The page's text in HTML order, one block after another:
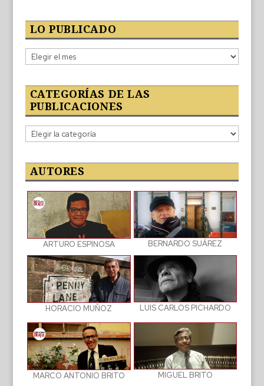
LO PUBLICADO
Lo
publicado
CATEGORÍAS DE LAS
PUBLICACIONES
Categorías
de
publicaciones
AUTORES
ARTURO ESPINOSA BERNARDO SUÁREZ
HORACIO MUÑOZ LUIS CARLOS PICHARDO
MARCO ANTONIO BRITO MIGUEL BRITO